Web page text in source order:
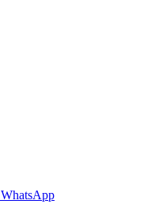
WhatsApp